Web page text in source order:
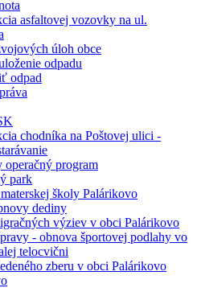
asfaltovej vozovky na ul.
úloh obce
odpadu
odpad
chodníka na Poštovej ulici -
operačný program
park
školy Palárikovo
dediny
výziev v obci Palárikovo
- obnova športovej podlahy vo
telocvični
zberu v obci Palárikovo